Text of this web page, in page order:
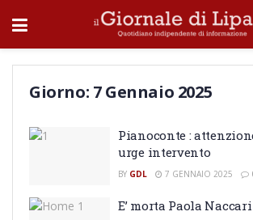
Giorno: 7 Gennaio 2025
Pianoconte :
urge intervento
BY GDL 7 GENNAIO 2025
E’ morta Paola